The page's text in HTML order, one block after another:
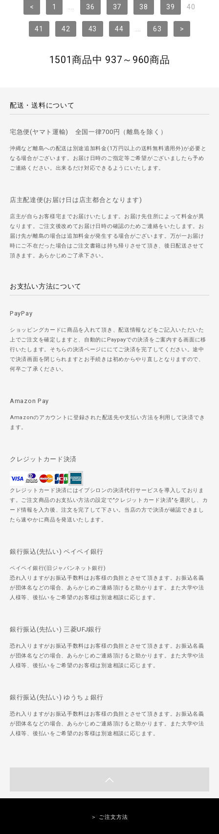
< 1 36 37 38 39 40
41 42 43 44 63 >
1501商品中 937～960商品
配送・送料について
宅急便(ヤマト運輸) 全国一律700円（離島を除く）
沖縄など離島への配送は別途追加料金(1万円以上の送料無料適用外)が必要と
なる場合がございます。お届け日時のご指定等ご希望がございましたら予め
ご連絡ください。出来るだけ対応できるようにいたします。
店主配達便(お届け日は店主都合となります)
店主が自らお客様宅までお届けいたします。お届け先住所によって料金が異
なります。ご注文後改めてお届け日時の確認のためご連絡をいたします。お
届け先が離島の場合は追加料金が発生する場合がございます。万が一お届け
時にご不在だった場合はご注文書籍は持ち帰りさせて頂き、後日配送させて
頂きます。あらかじめご了承下さい。
お支払い方法について
PayPay
ショッピングカードに商品を入れて頂き、配送情報などをご記入いただいた
上でご注文を確定しますと、自動的にPaypayでの決済をご案内する画面に移
行いたします。そちらの決済ページににてご決済を完了してください。途中
で決済画面を閉じられますとお手続きは初めからやり直しとなりますので、
何卒ご了承ください。
Amazon Pay
Amazonのアカウントに登録された配送先や支払い方法を利用して決済でき
ます。
クレジットカード決済
クレジットカード決済にはイプシロンの決済代行サービスを導入しておりま
す。ご注文商品のお支払い方法の設定で"クレジットカード決済"を選択し、カ
ード情報を入力後、注文を完了して下さい。当店の方で決済が確認できまし
たら速やかに商品を発送いたします。
銀行振込(先払い) ペイペイ銀行
ペイペイ銀行(旧ジャパンネット銀行)
恐れ入りますがお振込手数料はお客様の負担とさせて頂きます。お振込名義
が団体名などの場合、あらかじめご連絡頂けると助かります。また大学や法
人様等、後払いをご希望のお客様は別途相談に応じます。
銀行振込(先払い) 三菱UFJ銀行
恐れ入りますがお振込手数料はお客様の負担とさせて頂きます。お振込名義
が団体名などの場合、あらかじめご連絡頂けると助かります。また大学や法
人様等、後払いをご希望のお客様は別途相談に応じます。
銀行振込(先払い) ゆうちょ銀行
恐れ入りますがお振込手数料はお客様の負担とさせて頂きます。お振込名義
が団体名などの場合、あらかじめご連絡頂けると助かります。また大学や法
人様等、後払いをご希望のお客様は別途相談に応じます。
＞ ご注文方法